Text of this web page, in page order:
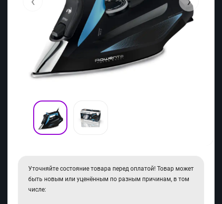
Уточняйте состояние товара перед оплатой! Товар может
быть новым или уценённым по разным причинам, в том
числе: